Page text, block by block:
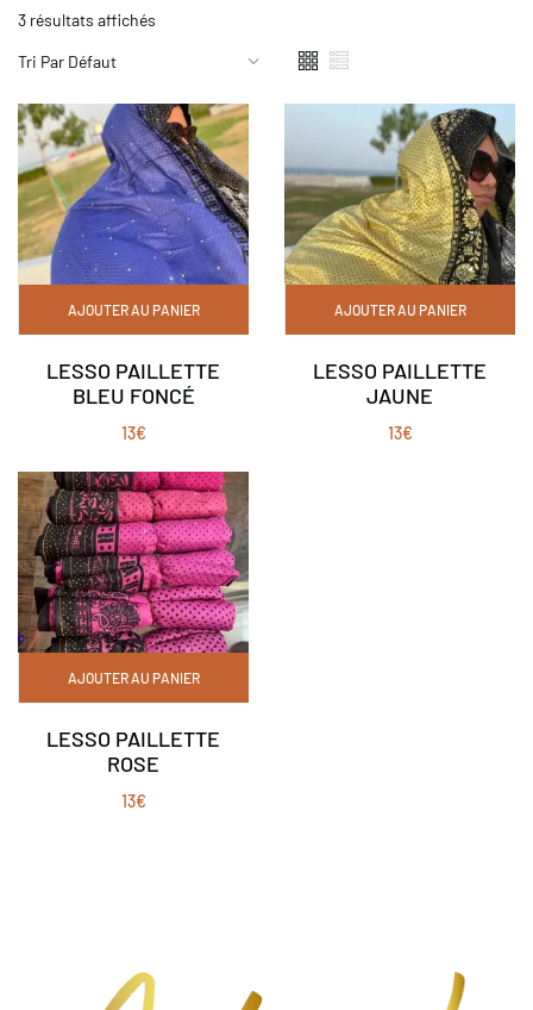
3 résultats affichés
AJOUTER AU PANIER
LESSO PAILLETTE
BLEU FONCÉ
13€
AJOUTER AU PANIER
LESSO PAILLETTE
JAUNE
13€
AJOUTER AU PANIER
LESSO PAILLETTE
ROSE
13€